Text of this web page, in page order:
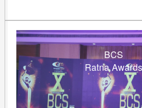
BCS
Ratna Awards